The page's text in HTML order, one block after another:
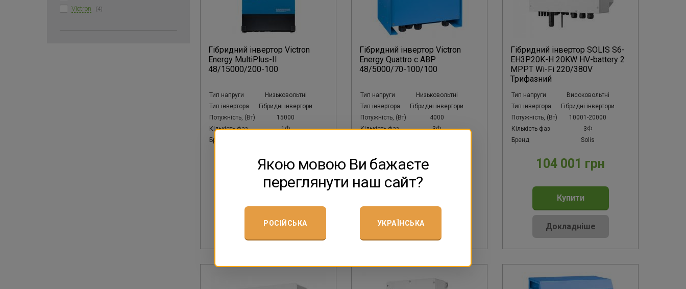
Victron (4)
Гібридний інвертор Victron
Energy MultiPlus-II
48/15000/200-100
Тип напруги
Низьковольтні
Тип інвертора
Гібридні інвертори
Потужність, (Вт)
15000
Кількість фаз
1Ф
Бренд
105 895 грн
Докладніше
Гібридний інвертор Victron
Energy Quattro с АВР
48/5000/70-100/100
Тип напруги
Низьковольтні
Тип інвертора
Гібридні інвертори
Потужність, (Вт)
4000
Кількість фаз
3Ф
105 399 грн
Докладніше
Гібридний інвертор SOLIS S6-
EH3P20K-H 20KW HV-battery 2
MPPT Wi-Fi 220/380V
Трифазний
Тип напруги
Високовольтні
Тип інвертора
Гібридні інвертори
Потужність, (Вт)
10001-20000
Кількість фаз
3Ф
Бренд
Solis
104 001 грн
Купити
Докладніше
Якою мовою Ви бажаєте
переглянути наш сайт?
РОСІЙСЬКА УКРАЇНСЬКА